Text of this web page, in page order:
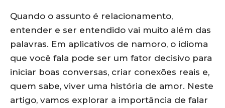
Quando o assunto é relacionamento,
entender e ser entendido vai muito além das
palavras. Em aplicativos de namoro, o idioma
que você fala pode ser um fator decisivo para
iniciar boas conversas, criar conexões reais e,
quem sabe, viver uma história de amor. Neste
artigo, vamos explorar a importância de falar